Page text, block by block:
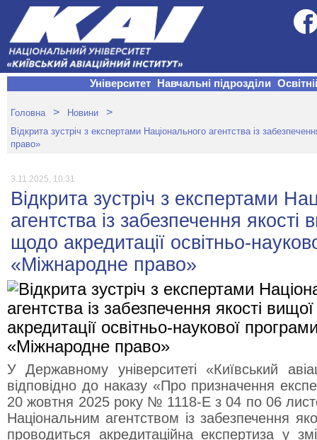
Університет Навчальні підрозділи
Головна > Новини >
Відкрита зустріч з експертами Національного агентства із
право»
3.11.2025, 10:31
Відкрита зустріч з експертами
агентства із забезпечення якості
щодо акредитації освітньо-
«Міжнародне право»
У Державному університеті «Київський
відповідно до наказу «Про призначення
20 жовтня 2025 року № 1118-Е з 04 по 06
Національним агентством із забезпечення
проводиться акредитаційна експертиза у